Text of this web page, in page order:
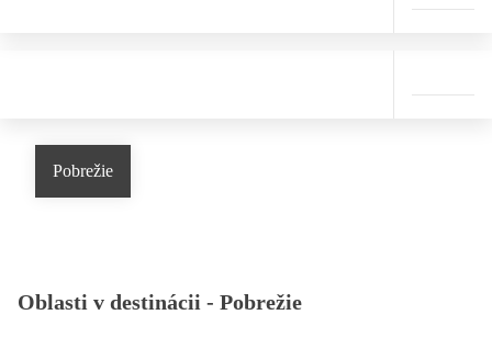
Pobrežie
Oblasti v destinácii - Pobrežie